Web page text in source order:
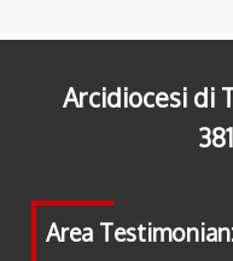
Arcidiocesi di
Area